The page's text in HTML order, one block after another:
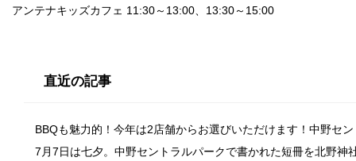
アンテナキッズカフェ 11:30～13:00、13:30～15:00
直近の記事
BBQも魅力的！今年は2店舗からお選びいただけます！中野セ
7月7日は七夕。中野セントラルパークで書かれた短冊を北野神